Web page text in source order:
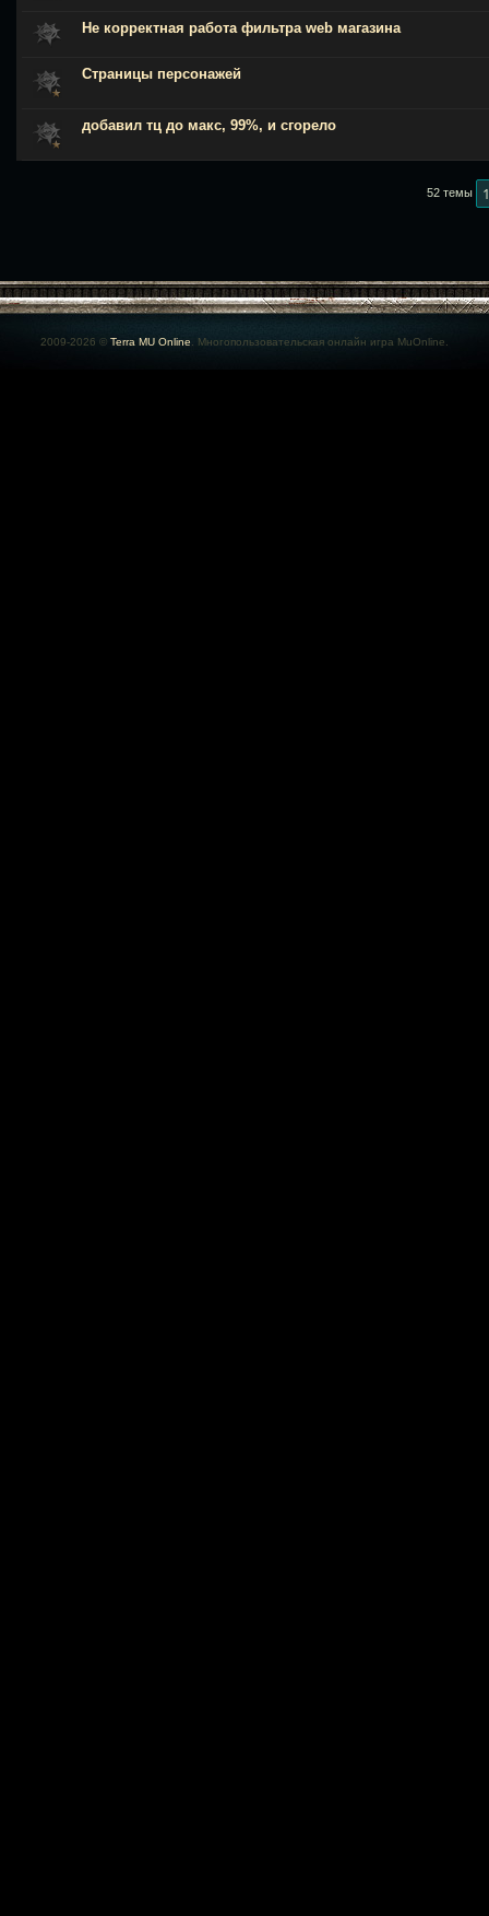
Не корректная работа фильтра web магазина
Страницы персонажей
добавил тц до макс, 99%, и сгорело
52 темы 1
2009-2026 © Terra MU Online . Многопользовательская онлайн игра MuOnline.